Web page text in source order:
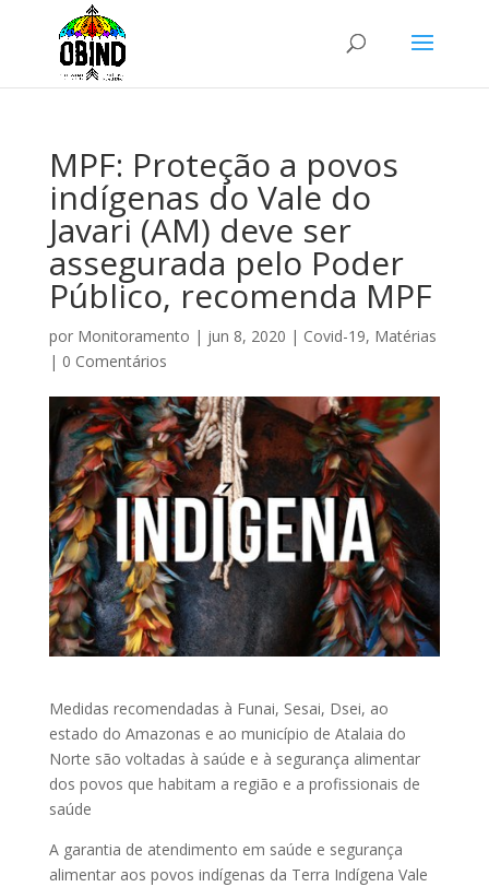
MPF: Proteção a povos
indígenas do Vale do
Javari (AM) deve ser
assegurada pelo Poder
Público, recomenda MPF
por Monitoramento | jun 8, 2020 | Covid-19, Matérias
| 0 Comentários
Medidas recomendadas à Funai, Sesai, Dsei, ao
estado do Amazonas e ao município de Atalaia do
Norte são voltadas à saúde e à segurança alimentar
dos povos que habitam a região e a profissionais de
saúde
A garantia de atendimento em saúde e segurança
alimentar aos povos indígenas da Terra Indígena Vale